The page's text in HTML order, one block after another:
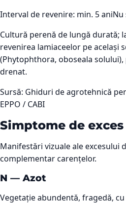
Interval de revenire: min. 5aniNu
Cultură perenă de lungă durată;
revenirea lamiaceelor pe același
(Phytophthora, oboseala
drenat.
Sursă: Ghiduri de agrotehnică
EPPO / CABI
Simptome de
Manifestări vizuale ale
complementar carențelor.
N — Azot
Vegetație abundentă, fragedă,